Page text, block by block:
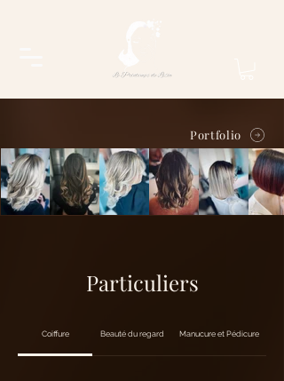
Portfolio
Particuliers
Coiffure Beauté du regard Manucure et Pédicure